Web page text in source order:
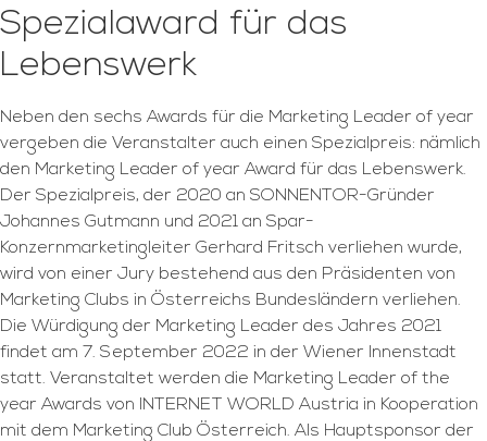
Spezialaward für das
Lebenswerk
Neben den sechs Awards für die Marketing Leader of year
vergeben die Veranstalter auch einen Spezialpreis: nämlich
den Marketing Leader of year Award für das Lebenswerk.
Der Spezialpreis, der 2020 an SONNENTOR-Gründer
Johannes Gutmann und 2021 an Spar-
Konzernmarketingleiter Gerhard Fritsch verliehen wurde,
wird von einer Jury bestehend aus den Präsidenten von
Marketing Clubs in Österreichs Bundesländern verliehen.
Die Würdigung der Marketing Leader des Jahres 2021
findet am 7. September 2022 in der Wiener Innenstadt
statt. Veranstaltet werden die Marketing Leader of the
year Awards von INTERNET WORLD Austria in Kooperation
mit dem Marketing Club Österreich. Als Hauptsponsor der